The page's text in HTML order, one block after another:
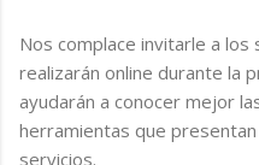
Nos complace invitarle a
realizarán online durante la
ayudarán a conocer mejor
herramientas que
servicios.